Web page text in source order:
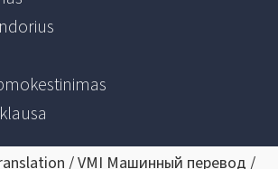
/ VMI Машинный перевод /